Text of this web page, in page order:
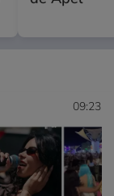
09:23